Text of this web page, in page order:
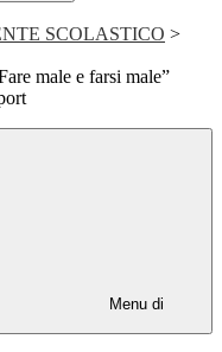
SCOLASTICO >
male e farsi male”
Menu di